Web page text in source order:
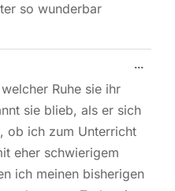
so wunderbar
Ruhe sie ihr
sie blieb, als er sich
ob ich zum Unterricht
eher schwierigem
ich meinen bisherigen
...